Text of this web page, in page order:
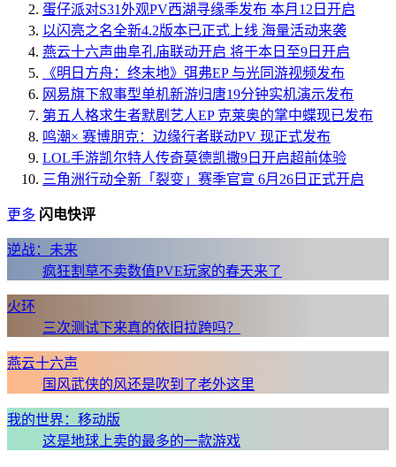
蛋仔派对S31外观PV西湖寻缘季发布 本月12日开启
以闪亮之名全新4.2版本已正式上线 海量活动来袭
燕云十六声曲阜孔庙联动开启 将于本日至9日开启
《明日方舟：终末地》弭弗EP 与光同游视频发布
网易旗下叙事型单机新游归唐19分钟实机演示发布
第五人格求生者默剧艺人EP 克莱奥的掌中蝶现已发布
鸣潮× 赛博朋克：边缘行者联动PV 现正式发布
LOL手游凯尔特人传奇莫德凯撒9日开启超前体验
三角洲行动全新「裂变」赛季官宣 6月26日正式开启
更多 闪电快评
逆战：未来
疯狂割草不卖数值PVE玩家的春天来了
火环
三次测试下来真的依旧拉跨吗？
燕云十六声
国风武侠的风还是吹到了老外这里
我的世界：移动版
这是地球上卖的最多的一款游戏